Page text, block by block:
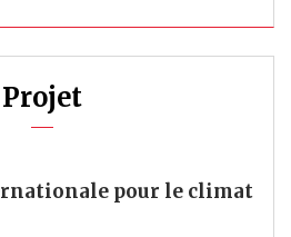
Projet
pour le climat